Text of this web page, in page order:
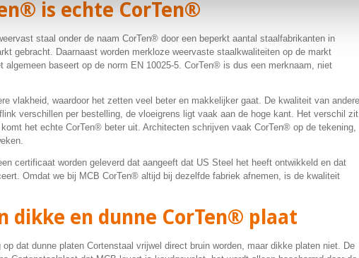
is echte CorTen®
staal onder de naam CorTen® door een beperkt aantal staalfabrikanten in
gebracht. Daarnaast worden merkloze weervaste staalkwaliteiten op de markt
algemeen baseert op de norm EN 10025-5. CorTen® is dus een merknaam, niet
vlakheid, waardoor het zetten veel beter en makkelijker gaat. De kwaliteit van andere
verschillen per bestelling, de vloeigrens ligt vaak aan de hoge kant. Het verschil zit
het echte CorTen® beter uit. Architecten schrijven vaak CorTen® op de tekening,
certificaat worden geleverd dat aangeeft dat US Steel het heeft ontwikkeld en dat
Omdat we bij MCB CorTen® altijd bij dezelfde fabriek afnemen, is de kwaliteit
dikke en dunne CorTen® plaat
dat dunne platen Cortenstaal vrijwel direct bruin worden, maar dikke platen niet. De